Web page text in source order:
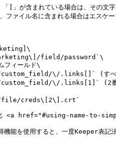
」が含まれている場合は、その文字
ファイル名に含まれる場合はエスケー
field/password`\
フィールド\
\/.links[]` (すべ
\/.links[1]` (2番目
file/creds\[2\].crt`
略化 <a href="#using-
能を使用すると、一度Keeper表記